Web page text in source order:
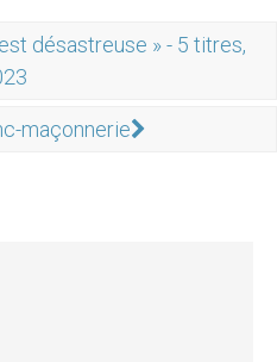
désastreuse » - 5 titres,
maçonnerie